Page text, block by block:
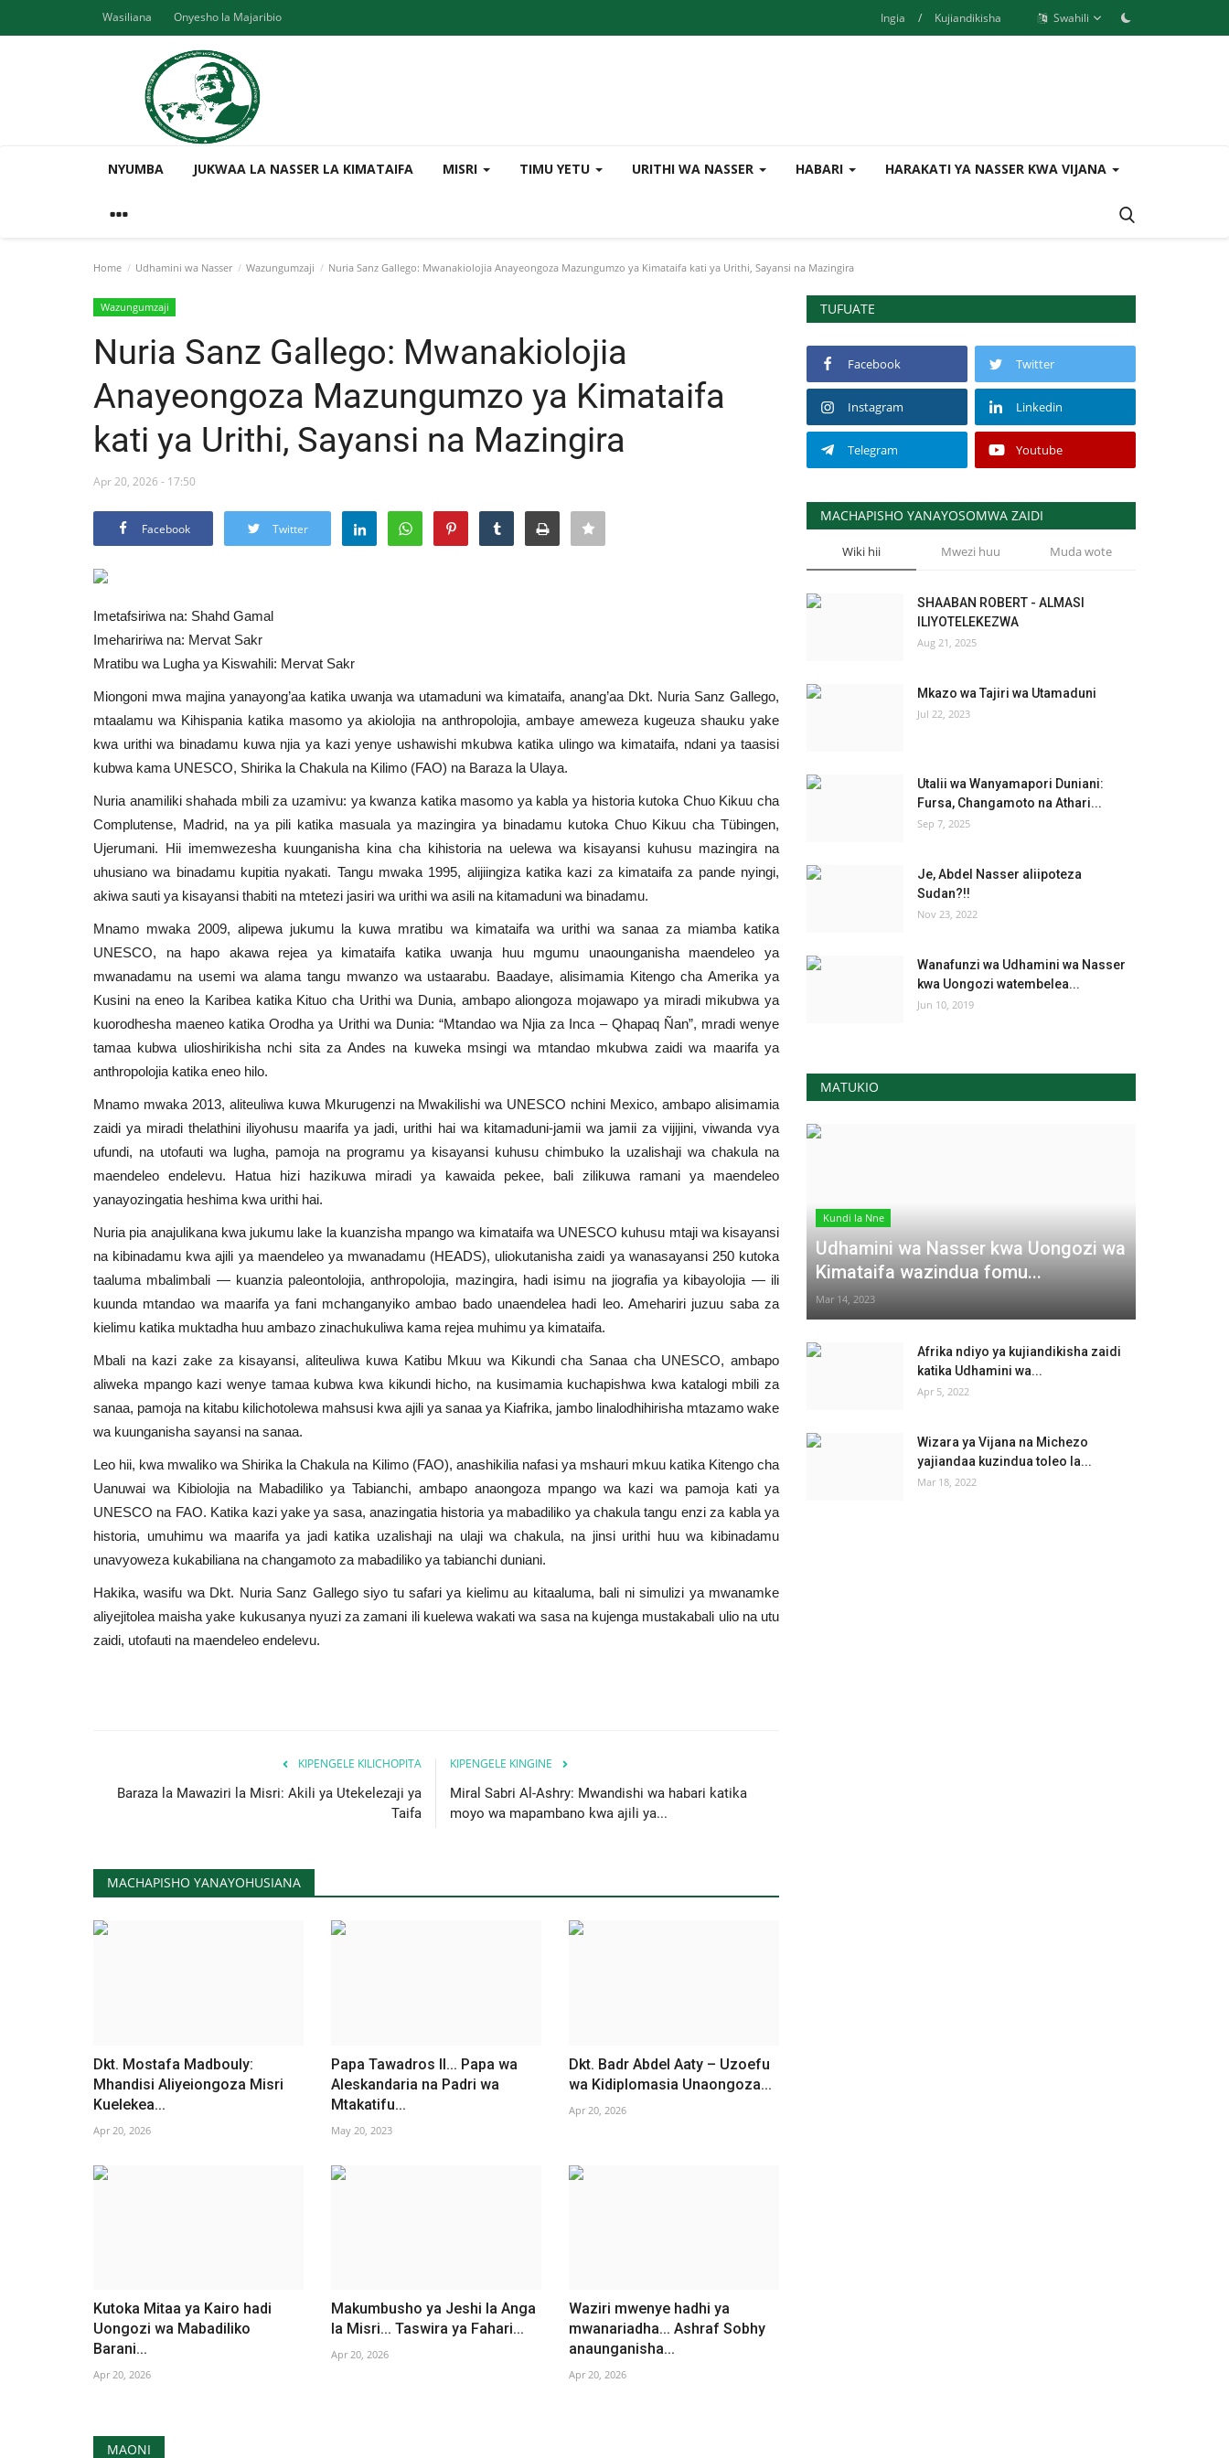
Wasiliana Onyesho la Majaribio Ingia / Kujiandikisha Swahili
NYUMBA JUKWAA LA NASSER LA KIMATAIFA MISRI TIMU YETU URITHI WA NASSER HABARI HARAKATI YA NASSER KWA VIJANA
Home Udhamini wa Nasser Wazungumzaji Nuria Sanz Gallego: Mwanakiolojia Anayeongoza Mazungumzo ya Kimataifa kati ya Urithi, Sayansi na Mazingira
Wazungumzaji
Nuria Sanz Gallego: Mwanakiolojia
Anayeongoza Mazungumzo ya Kimataifa
kati ya Urithi, Sayansi na Mazingira
Apr 20, 2026 - 17:50
Facebook Twitter
Imetafsiriwa na: Shahd Gamal
Imehaririwa na: Mervat Sakr
Mratibu wa Lugha ya Kiswahili: Mervat Sakr
Miongoni mwa majina yanayong’aa katika uwanja wa utamaduni wa kimataifa, anang’aa Dkt. Nuria Sanz Gallego,
mtaalamu wa Kihispania katika masomo ya akiolojia na anthropolojia, ambaye ameweza kugeuza shauku yake
kwa urithi wa binadamu kuwa njia ya kazi yenye ushawishi mkubwa katika ulingo wa kimataifa, ndani ya taasisi
kubwa kama UNESCO, Shirika la Chakula na Kilimo (FAO) na Baraza la Ulaya.
Nuria anamiliki shahada mbili za uzamivu: ya kwanza katika masomo ya kabla ya historia kutoka Chuo Kikuu cha
Complutense, Madrid, na ya pili katika masuala ya mazingira ya binadamu kutoka Chuo Kikuu cha Tübingen,
Ujerumani. Hii imemwezesha kuunganisha kina cha kihistoria na uelewa wa kisayansi kuhusu mazingira na
uhusiano wa binadamu kupitia nyakati. Tangu mwaka 1995, alijiingiza katika kazi za kimataifa za pande nyingi,
akiwa sauti ya kisayansi thabiti na mtetezi jasiri wa urithi wa asili na kitamaduni wa binadamu.
Mnamo mwaka 2009, alipewa jukumu la kuwa mratibu wa kimataifa wa urithi wa sanaa za miamba katika
UNESCO, na hapo akawa rejea ya kimataifa katika uwanja huu mgumu unaounganisha maendeleo ya
mwanadamu na usemi wa alama tangu mwanzo wa ustaarabu. Baadaye, alisimamia Kitengo cha Amerika ya
Kusini na eneo la Karibea katika Kituo cha Urithi wa Dunia, ambapo aliongoza mojawapo ya miradi mikubwa ya
kuorodhesha maeneo katika Orodha ya Urithi wa Dunia: “Mtandao wa Njia za Inca – Qhapaq Ñan”, mradi wenye
tamaa kubwa ulioshirikisha nchi sita za Andes na kuweka msingi wa mtandao mkubwa zaidi wa maarifa ya
anthropolojia katika eneo hilo.
Mnamo mwaka 2013, aliteuliwa kuwa Mkurugenzi na Mwakilishi wa UNESCO nchini Mexico, ambapo alisimamia
zaidi ya miradi thelathini iliyohusu maarifa ya jadi, urithi hai wa kitamaduni-jamii wa jamii za vijijini, viwanda vya
ufundi, na utofauti wa lugha, pamoja na programu ya kisayansi kuhusu chimbuko la uzalishaji wa chakula na
maendeleo endelevu. Hatua hizi hazikuwa miradi ya kawaida pekee, bali zilikuwa ramani ya maendeleo
yanayozingatia heshima kwa urithi hai.
Nuria pia anajulikana kwa jukumu lake la kuanzisha mpango wa kimataifa wa UNESCO kuhusu mtaji wa kisayansi
na kibinadamu kwa ajili ya maendeleo ya mwanadamu (HEADS), uliokutanisha zaidi ya wanasayansi 250 kutoka
taaluma mbalimbali — kuanzia paleontolojia, anthropolojia, mazingira, hadi isimu na jiografia ya kibayolojia — ili
kuunda mtandao wa maarifa ya fani mchanganyiko ambao bado unaendelea hadi leo. Amehariri juzuu saba za
kielimu katika muktadha huu ambazo zinachukuliwa kama rejea muhimu ya kimataifa.
Mbali na kazi zake za kisayansi, aliteuliwa kuwa Katibu Mkuu wa Kikundi cha Sanaa cha UNESCO, ambapo
aliweka mpango kazi wenye tamaa kubwa kwa kikundi hicho, na kusimamia kuchapishwa kwa katalogi mbili za
sanaa, pamoja na kitabu kilichotolewa mahsusi kwa ajili ya sanaa ya Kiafrika, jambo linalodhihirisha mtazamo wake
wa kuunganisha sayansi na sanaa.
Leo hii, kwa mwaliko wa Shirika la Chakula na Kilimo (FAO), anashikilia nafasi ya mshauri mkuu katika Kitengo cha
Uanuwai wa Kibiolojia na Mabadiliko ya Tabianchi, ambapo anaongoza mpango wa kazi wa pamoja kati ya
UNESCO na FAO. Katika kazi yake ya sasa, anazingatia historia ya mabadiliko ya chakula tangu enzi za kabla ya
historia, umuhimu wa maarifa ya jadi katika uzalishaji na ulaji wa chakula, na jinsi urithi huu wa kibinadamu
unavyoweza kukabiliana na changamoto za mabadiliko ya tabianchi duniani.
Hakika, wasifu wa Dkt. Nuria Sanz Gallego siyo tu safari ya kielimu au kitaaluma, bali ni simulizi ya mwanamke
aliyejitolea maisha yake kukusanya nyuzi za zamani ili kuelewa wakati wa sasa na kujenga mustakabali ulio na utu
zaidi, utofauti na maendeleo endelevu.
KIPENGELE KILICHOPITA
Baraza la Mawaziri la Misri: Akili ya Utekelezaji ya
Taifa
KIPENGELE KINGINE
Miral Sabri Al-Ashry: Mwandishi wa habari katika
moyo wa mapambano kwa ajili ya...
MACHAPISHO YANAYOHUSIANA
Dkt. Mostafa Madbouly:
Mhandisi Aliyeiongoza Misri
Kuelekea...
Apr 20, 2026
Papa Tawadros II... Papa wa
Aleskandaria na Padri wa
Mtakatifu...
May 20, 2023
Dkt. Badr Abdel Aaty – Uzoefu
wa Kidiplomasia Unaongoza...
Apr 20, 2026
Kutoka Mitaa ya Kairo hadi
Uongozi wa Mabadiliko
Barani...
Apr 20, 2026
Makumbusho ya Jeshi la Anga
la Misri... Taswira ya Fahari...
Apr 20, 2026
Waziri mwenye hadhi ya
mwanariadha... Ashraf Sobhy
anaunganisha...
Apr 20, 2026
MAONI
TUFUATE
Facebook Twitter
Instagram Linkedin
Telegram Youtube
MACHAPISHO YANAYOSOMWA ZAIDI
Wiki hii Mwezi huu Muda wote
SHAABAN ROBERT - ALMASI
ILIYOTELEKEZWA
Aug 21, 2025
Mkazo wa Tajiri wa Utamaduni
Jul 22, 2023
Utalii wa Wanyamapori Duniani:
Fursa, Changamoto na Athari...
Sep 7, 2025
Je, Abdel Nasser aliipoteza
Sudan?!!
Nov 23, 2022
Wanafunzi wa Udhamini wa Nasser
kwa Uongozi watembelea...
Jun 10, 2019
MATUKIO
Kundi la Nne
Udhamini wa Nasser kwa Uongozi wa
Kimataifa wazindua fomu...
Mar 14, 2023
Afrika ndiyo ya kujiandikisha zaidi
katika Udhamini wa...
Apr 5, 2022
Wizara ya Vijana na Michezo
yajiandaa kuzindua toleo la...
Mar 18, 2022